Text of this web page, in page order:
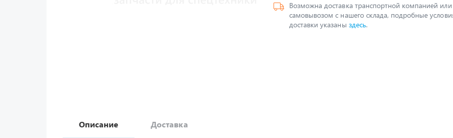
Возможна доставка транспортной компанией или
самовывозом с нашего склада, подробные
доставки указаны здесь.
Описание Доставка